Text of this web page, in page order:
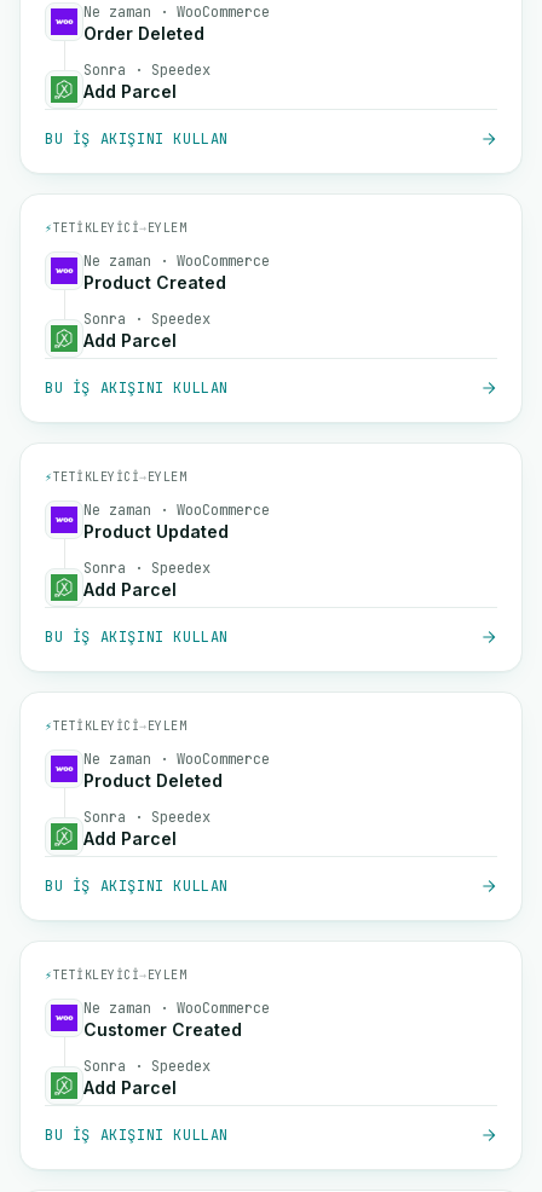
Ne zaman · WooCommerce
Order Deleted
Sonra · Speedex
Add Parcel
BU IŞ AKIŞINI KULLAN
⚡TETIKLEYICI→EYLEM
Ne zaman · WooCommerce
Product Created
Sonra · Speedex
Add Parcel
BU IŞ AKIŞINI KULLAN
⚡TETIKLEYICI→EYLEM
Ne zaman · WooCommerce
Product Updated
Sonra · Speedex
Add Parcel
BU IŞ AKIŞINI KULLAN
⚡TETIKLEYICI→EYLEM
Ne zaman · WooCommerce
Product Deleted
Sonra · Speedex
Add Parcel
BU IŞ AKIŞINI KULLAN
⚡TETIKLEYICI→EYLEM
Ne zaman · WooCommerce
Customer Created
Sonra · Speedex
Add Parcel
BU IŞ AKIŞINI KULLAN